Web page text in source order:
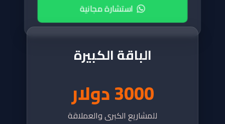
استشارة مجانية
الباقة الكبيرة
3000 دولار
للمشاريع الكبرى والعملاقة